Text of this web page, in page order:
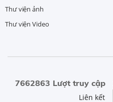
Thư viện ảnh
Thư viện Video
7662863 Lượt truy cập
Liên kết